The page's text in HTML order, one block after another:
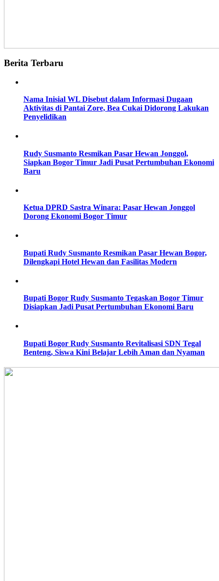
Berita Terbaru
Nama Inisial WL Disebut dalam Informasi Dugaan
Aktivitas di Pantai Zore, Bea Cukai Didorong Lakukan
Penyelidikan
Rudy Susmanto Resmikan Pasar Hewan Jonggol,
Siapkan Bogor Timur Jadi Pusat Pertumbuhan Ekonomi
Baru
Ketua DPRD Sastra Winara: Pasar Hewan Jonggol
Dorong Ekonomi Bogor Timur
Bupati Rudy Susmanto Resmikan Pasar Hewan Bogor,
Dilengkapi Hotel Hewan dan Fasilitas Modern
Bupati Bogor Rudy Susmanto Tegaskan Bogor Timur
Disiapkan Jadi Pusat Pertumbuhan Ekonomi Baru
Bupati Bogor Rudy Susmanto Revitalisasi SDN Tegal
Benteng, Siswa Kini Belajar Lebih Aman dan Nyaman